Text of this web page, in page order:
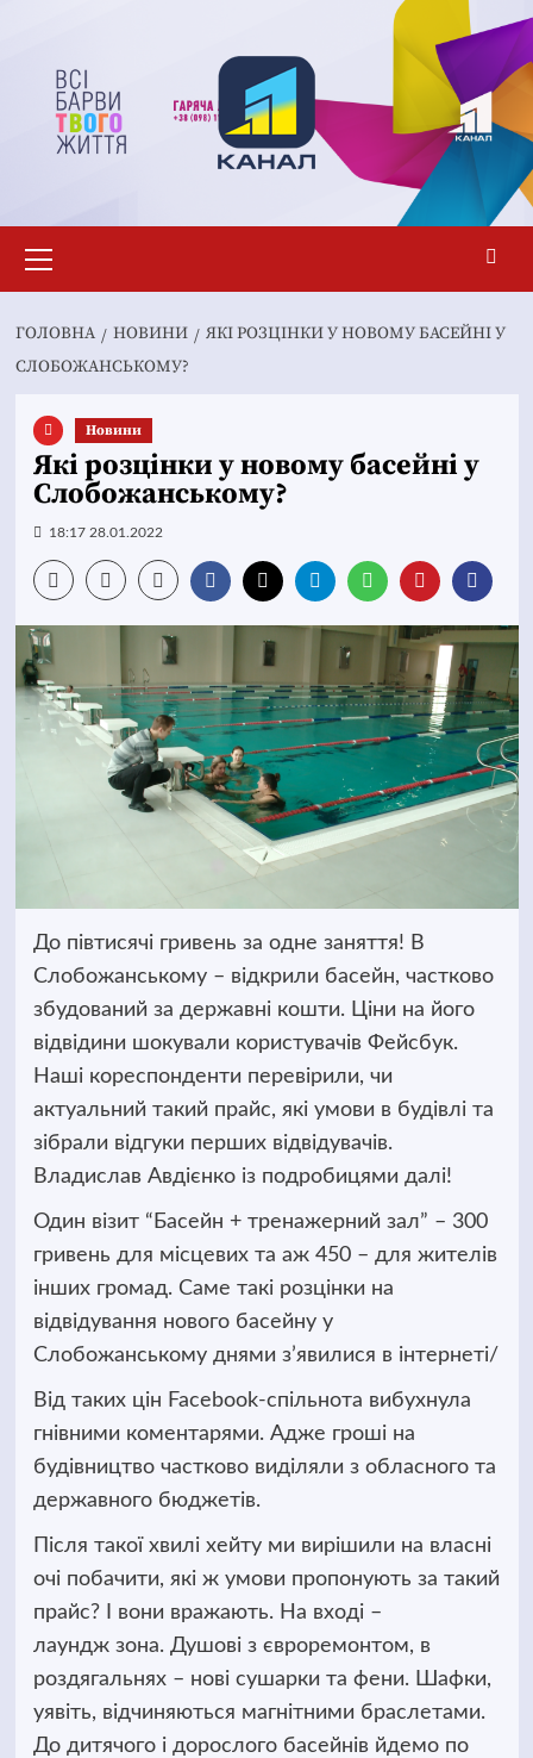
вмісту
меню
ГОЛОВНА НОВИНИ
ЯКІ РОЗЦІНКИ У НОВОМУ БАСЕЙНІ У
СЛОБОЖАНСЬКОМУ?
Новини
Які розцінки у новому басейні у
Слобожанському?
18:17 28.01.2022
До півтисячі гривень за одне заняття! В
Слобожанському – відкрили басейн, частково
збудований за державні кошти. Ціни на його
відвідини шокували користувачів Фейсбук.
Наші кореспонденти перевірили, чи
актуальний такий прайс, які умови в будівлі та
зібрали відгуки перших відвідувачів.
Владислав Авдієнко із подробицями далі!
Один візит “Басейн + тренажерний зал” – 300
гривень для місцевих та аж 450 – для жителів
інших громад. Саме такі розцінки на
відвідування нового басейну у
Слобожанському днями з’явилися в інтернеті/
Від таких цін Facebook-спільнота вибухнула
гнівними коментарями. Адже гроші на
будівництво частково виділяли з обласного та
державного бюджетів.
Після такої хвилі хейту ми вирішили на власні
очі побачити, які ж умови пропонують за такий
прайс? І вони вражають. На вході –
лаундж зона. Душові з євроремонтом, в
роздягальнях – нові сушарки та фени. Шафки,
уявіть, відчиняються магнітними браслетами.
До дитячого і дорослого басейнів йдемо по